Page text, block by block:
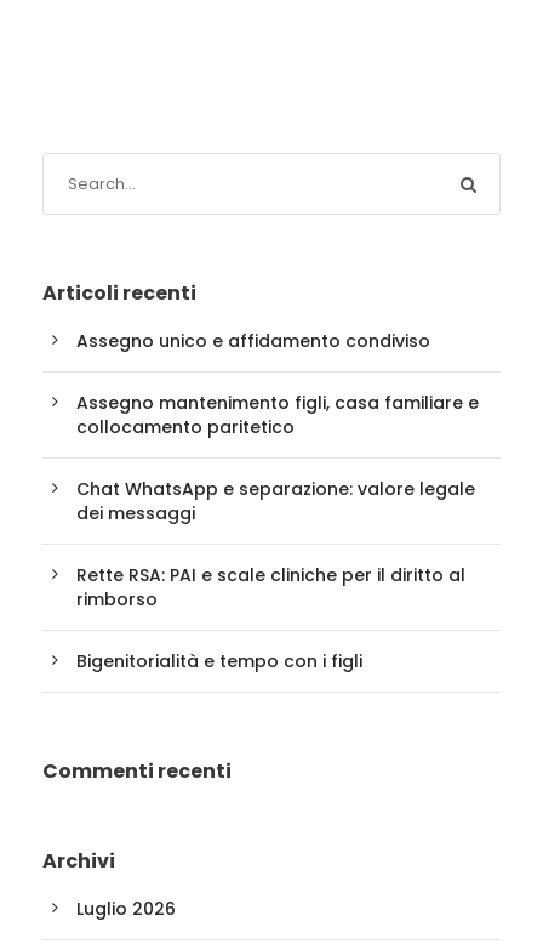
Articoli recenti
Assegno unico e affidamento condiviso
Assegno mantenimento figli, casa familiare e
collocamento paritetico
Chat WhatsApp e separazione: valore legale
dei messaggi
Rette RSA: PAI e scale cliniche per il diritto al
rimborso
Bigenitorialità e tempo con i figli
Commenti recenti
Archivi
Luglio 2026